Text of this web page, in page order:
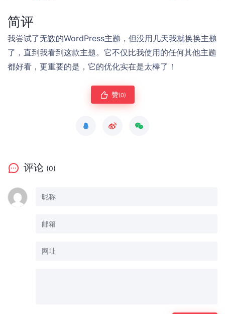
简评
我尝试了无数的WordPress主题，但没用几天我就换换主题
了，直到我看到这款主题。它不仅比我使用的任何其他主题
都好看，更重要的是，它的优化实在是太棒了！
赞(0)
评论 (0)